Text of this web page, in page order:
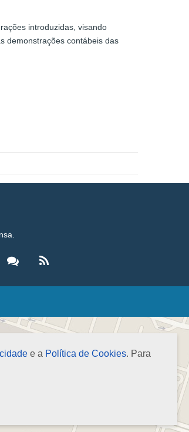
introduzidas, visando
demonstrações contábeis das
e a Política de Cookies. Para